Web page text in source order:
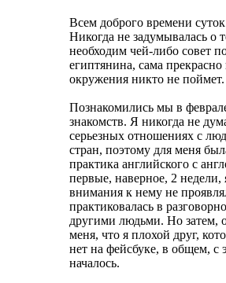
Всем доброго времени
Никогда не задумывалась о
необходим чей-либо совет
египтянина, сама
окружения никто не поймет.
Познакомились мы в
знакомств. Я никогда не
серьезных отношениях с
стран, поэтому для меня
практика английского с
первые, наверное, 2 недели,
внимания к нему не
практиковалась в
другими людьми. Но затем,
меня, что я плохой друг,
нет на фейсбуке, в общем, с
началось.